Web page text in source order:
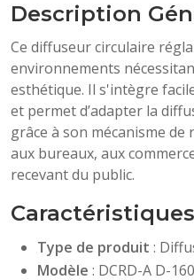
Description
Ce diffuseur circulaire
environnements
esthétique. Il s'intègre
et permet d’adapter la
grâce à son mécanisme
aux bureaux, aux
recevant du public.
Type de produit :
Modèle : DCRD-A D-160